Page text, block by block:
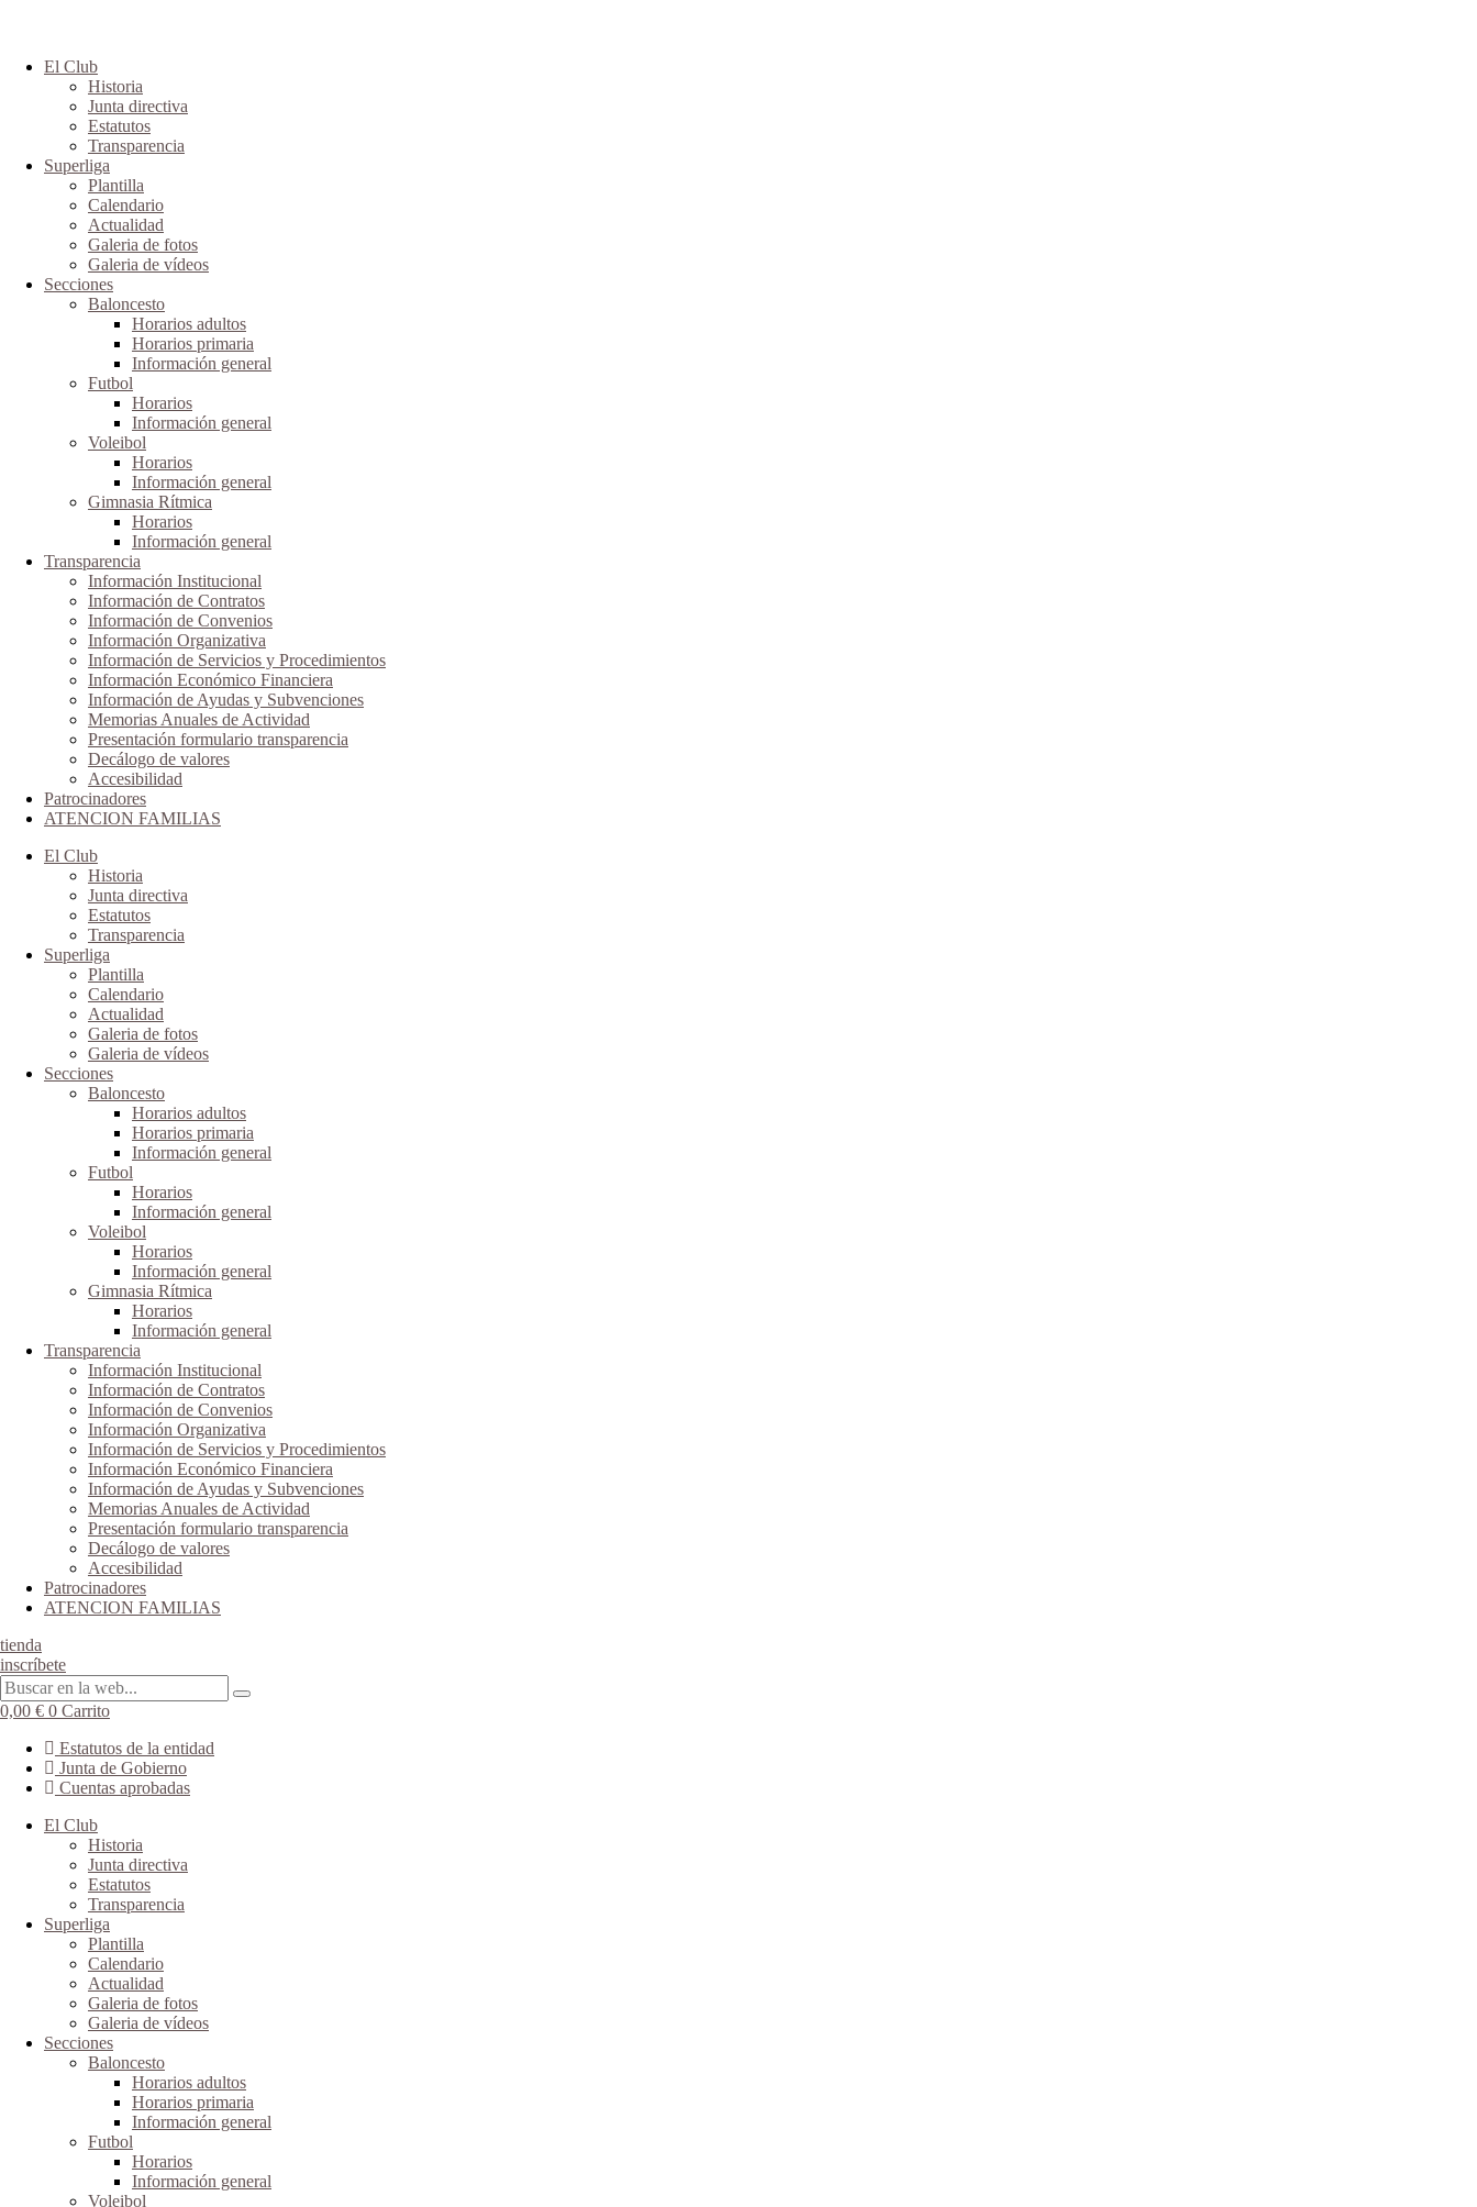
El Club
Historia
Junta directiva
Estatutos
Transparencia
Superliga
Plantilla
Calendario
Actualidad
Galeria de fotos
Galeria de vídeos
Secciones
Baloncesto
Horarios adultos
Horarios primaria
Información general
Futbol
Horarios
Información general
Voleibol
Horarios
Información general
Gimnasia Rítmica
Horarios
Información general
Transparencia
Información Institucional
Información de Contratos
Información de Convenios
Información Organizativa
Información de Servicios y Procedimientos
Información Económico Financiera
Información de Ayudas y Subvenciones
Memorias Anuales de Actividad
Presentación formulario transparencia
Decálogo de valores
Accesibilidad
Patrocinadores
ATENCION FAMILIAS
El Club
Historia
Junta directiva
Estatutos
Transparencia
Superliga
Plantilla
Calendario
Actualidad
Galeria de fotos
Galeria de vídeos
Secciones
Baloncesto
Horarios adultos
Horarios primaria
Información general
Futbol
Horarios
Información general
Voleibol
Horarios
Información general
Gimnasia Rítmica
Horarios
Información general
Transparencia
Información Institucional
Información de Contratos
Información de Convenios
Información Organizativa
Información de Servicios y Procedimientos
Información Económico Financiera
Información de Ayudas y Subvenciones
Memorias Anuales de Actividad
Presentación formulario transparencia
Decálogo de valores
Accesibilidad
Patrocinadores
ATENCION FAMILIAS
tienda
inscríbete
0,00 € 0 Carrito
Estatutos de la entidad
Junta de Gobierno
Cuentas aprobadas
El Club
Historia
Junta directiva
Estatutos
Transparencia
Superliga
Plantilla
Calendario
Actualidad
Galeria de fotos
Galeria de vídeos
Secciones
Baloncesto
Horarios adultos
Horarios primaria
Información general
Futbol
Horarios
Información general
Voleibol